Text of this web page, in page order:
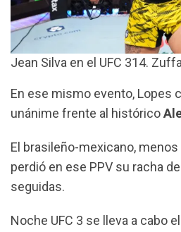
Jean Silva en el UFC 314.
En ese mismo evento, Lopes
unánime frente al histórico
El brasileño-mexicano,
perdió en ese PPV su racha
seguidas.
Noche UFC 3 se lleva a cabo